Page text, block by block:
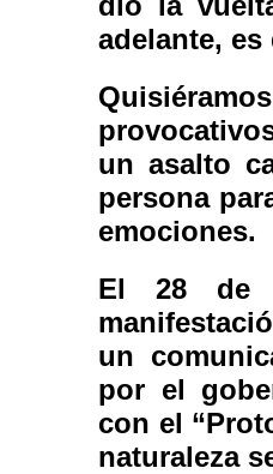
adelante,
un asalto
persona
emociones.
El 28 de
un
por el
con el
naturaleza